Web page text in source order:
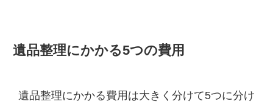
遺品整理にかかる5つの費用
遺品整理にかかる費用は大きく分けて5つに分け